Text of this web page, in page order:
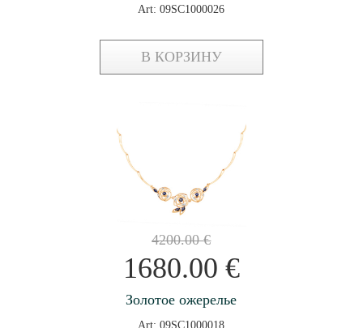
Art: 09SC1000026
В КОРЗИНУ
4200.00€
1680.00 €
Золотое ожерелье
Art: 09SC1000018